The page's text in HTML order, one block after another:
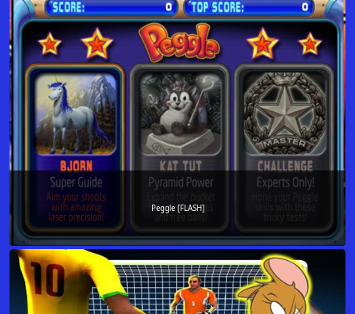
Peggle [FLASH]